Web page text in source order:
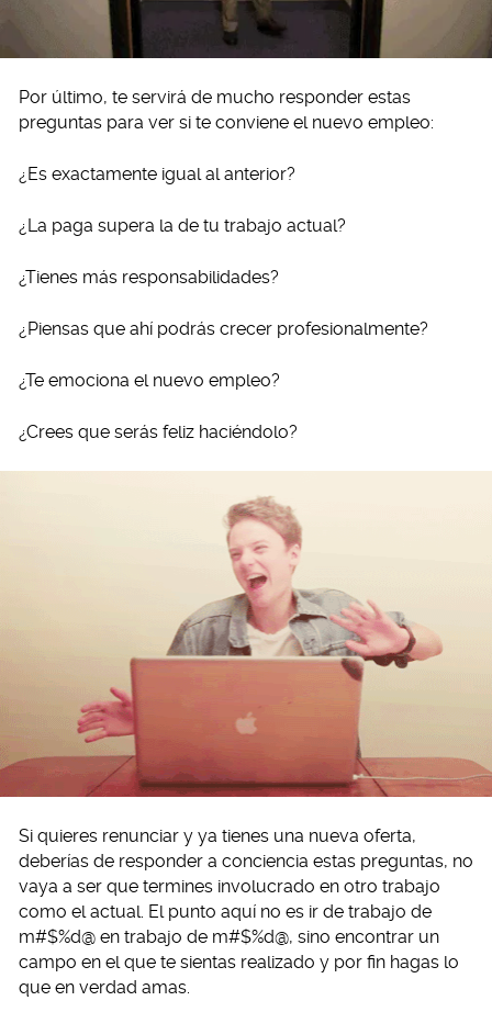
Por último, te servirá de mucho responder estas
preguntas para ver si te conviene el nuevo empleo:
¿Es exactamente igual al anterior?
¿La paga supera la de tu trabajo actual?
¿Tienes más responsabilidades?
¿Piensas que ahí podrás crecer profesionalmente?
¿Te emociona el nuevo empleo?
¿Crees que serás feliz haciéndolo?
Si quieres renunciar y ya tienes una nueva oferta,
deberías de responder a conciencia estas preguntas, no
vaya a ser que termines involucrado en otro trabajo
como el actual. El punto aquí no es ir de trabajo de
m#$%d@ en trabajo de m#$%d@, sino encontrar un
campo en el que te sientas realizado y por fin hagas lo
que en verdad amas.